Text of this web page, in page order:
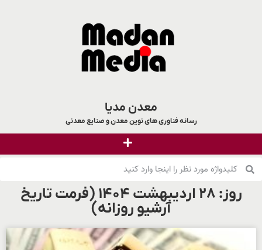
معدن مدیا
رسانه فناوری های نوین معدن و صنایع معدنی
روز: ۲۸ اردیبهشت ۱۴۰۴ (فرمت تاریخ
آرشیو روزانه)